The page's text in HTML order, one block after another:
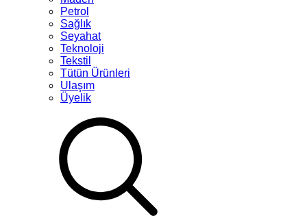
Petrol
Sağlık
Seyahat
Teknoloji
Tekstil
Tütün Ürünleri
Ulaşım
Üyelik